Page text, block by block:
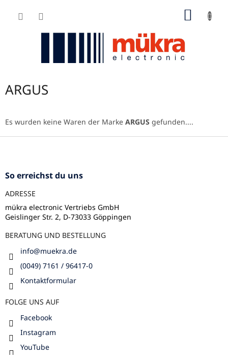
Inhalt
ARGUS
Es wurden keine Waren der Marke ARGUS gefunden....
F
So erreichst du uns
ADRESSE
mükra electronic Vertriebs GmbH
Geislinger Str. 2, D-73033 Göppingen
BERATUNG UND BESTELLUNG
info@muekra.de
(0049) 7161 / 96417-0
Kontaktformular
FOLGE UNS AUF
Facebook
Instagram
YouTube